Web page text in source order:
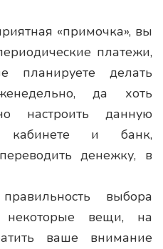
«примочка», вы
платежи,
планируете делать
да хоть
настроить данную
и банк,
денежку, в
выбора
вещи, на
ваше внимание